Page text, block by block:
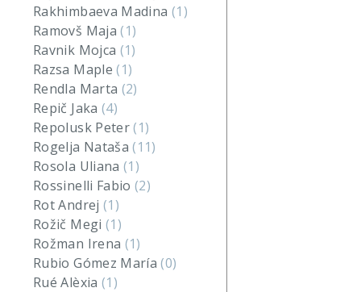
Rakhimbaeva Madina (1)
Ramovš Maja(1)
Ravnik Mojca (1)
Razsa Maple(1)
Rendla Marta (2)
Repič Jaka (4)
Repolusk Peter(1)
Rogelja Nataša(11)
Rosola Uliana(1)
Rossinelli Fabio(2)
Rot Andrej (1)
Rožič Megi (1)
Rožman Irena (1)
Rubio Gómez María(0)
Rué Alèxia (1)